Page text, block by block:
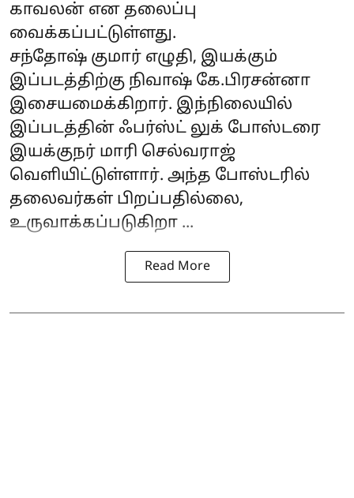
காவலன் என தலைப்பு
வைக்கப்பட்டுள்ளது.
சந்தோஷ் குமார் எழுதி, இயக்கும்
இப்படத்திற்கு நிவாஷ் கே.பிரசன்னா
இசையமைக்கிறார். இந்நிலையில்
இப்படத்தின் ஃபர்ஸ்ட் லுக் போஸ்டரை
இயக்குநர் மாரி செல்வராஜ்
வெளியிட்டுள்ளார். அந்த போஸ்டரில்
தலைவர்கள் பிறப்பதில்லை,
உருவாக்கப்படுகிறா ...
Read More